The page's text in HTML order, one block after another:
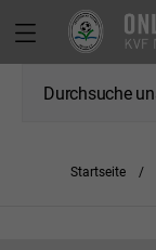
Startseite